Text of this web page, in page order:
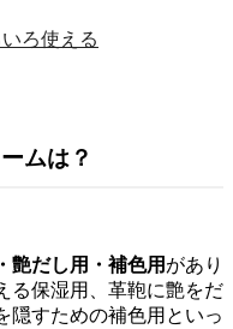
ろ使える
ムは？
艶だし用・補色用 があり
る保湿用、革鞄に艶をだ
隠すための補色用といっ